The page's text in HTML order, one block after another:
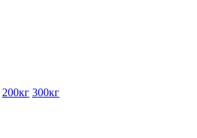
200кг 300кг